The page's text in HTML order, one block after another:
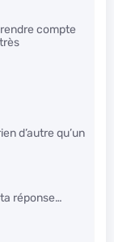
compte
d’autre qu’un
réponse…